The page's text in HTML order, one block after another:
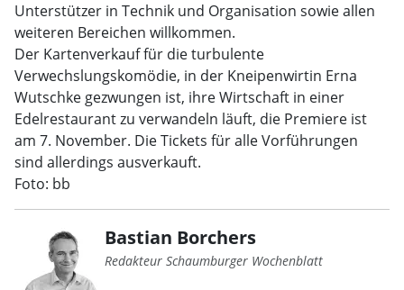
Unterstützer in Technik und Organisation sowie allen
weiteren Bereichen willkommen.
Der Kartenverkauf für die turbulente
Verwechslungskomödie, in der Kneipenwirtin Erna
Wutschke gezwungen ist, ihre Wirtschaft in einer
Edelrestaurant zu verwandeln läuft, die Premiere ist
am 7. November. Die Tickets für alle Vorführungen
sind allerdings ausverkauft.
Foto: bb
Bastian Borchers
Redakteur Schaumburger Wochenblatt